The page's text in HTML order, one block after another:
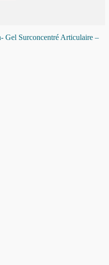
Gel Surconcentré Articulaire –